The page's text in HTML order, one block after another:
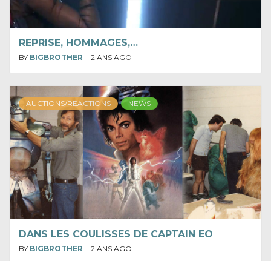
REPRISE, HOMMAGES,…
BY BIGBROTHER 2 ANS AGO
AUCTIONS/REACTIONS NEWS
DANS LES COULISSES DE CAPTAIN EO
BY BIGBROTHER 2 ANS AGO